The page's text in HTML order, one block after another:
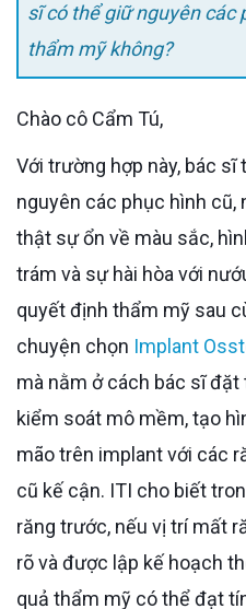
sĩ có thể giữ nguyên các
thẩm mỹ không?
Chào cô Cẩm Tú,
Với trường hợp này, bác sĩ trả lời thẳng là có thể giữ
nguyên các phục hình cũ,
thật sự ổn về màu sắc,
trám và sự hài hòa với
quyết định thẩm mỹ sau
chuyện chọn Implant
mà nằm ở cách bác sĩ
kiểm soát mô mềm, tạo
mão trên implant với các
cũ kế cận. ITI cho biết
răng trước, nếu vị trí mất
rõ và được lập kế hoạch
quả thẩm mỹ có thể đạt